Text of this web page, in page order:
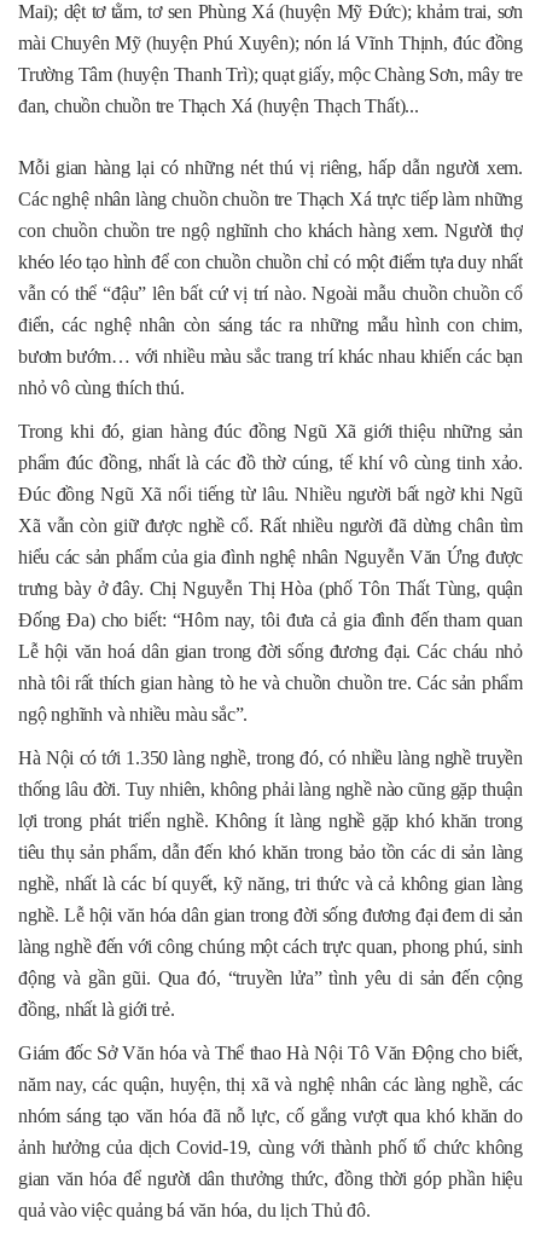
Mai); dệt tơ tằm, tơ sen Phùng Xá (huyện Mỹ Đức); khảm trai, sơn
mài Chuyên Mỹ (huyện Phú Xuyên); nón lá Vĩnh Thịnh, đúc đồng
Trường Tâm (huyện Thanh Trì); quạt giấy, mộc Chàng Sơn, mây tre
đan, chuồn chuồn tre Thạch Xá (huyện Thạch Thất)...
Mỗi gian hàng lại có những nét thú vị riêng, hấp dẫn người xem.
Các nghệ nhân làng chuồn chuồn tre Thạch Xá trực tiếp làm những
con chuồn chuồn tre ngộ nghĩnh cho khách hàng xem. Người thợ
khéo léo tạo hình để con chuồn chuồn chỉ có một điểm tựa duy nhất
vẫn có thể “đậu” lên bất cứ vị trí nào. Ngoài mẫu chuồn chuồn cổ
điển, các nghệ nhân còn sáng tác ra những mẫu hình con chim,
bươm bướm… với nhiều màu sắc trang trí khác nhau khiến các bạn
nhỏ vô cùng thích thú.
Trong khi đó, gian hàng đúc đồng Ngũ Xã giới thiệu những sản
phẩm đúc đồng, nhất là các đồ thờ cúng, tế khí vô cùng tinh xảo.
Đúc đồng Ngũ Xã nổi tiếng từ lâu. Nhiều người bất ngờ khi Ngũ
Xã vẫn còn giữ được nghề cổ. Rất nhiều người đã dừng chân tìm
hiểu các sản phẩm của gia đình nghệ nhân Nguyễn Văn Ứng được
trưng bày ở đây. Chị Nguyễn Thị Hòa (phố Tôn Thất Tùng, quận
Đống Đa) cho biết: “Hôm nay, tôi đưa cả gia đình đến tham quan
Lễ hội văn hoá dân gian trong đời sống đương đại. Các cháu nhỏ
nhà tôi rất thích gian hàng tò he và chuồn chuồn tre. Các sản phẩm
ngộ nghĩnh và nhiều màu sắc”.
Hà Nội có tới 1.350 làng nghề, trong đó, có nhiều làng nghề truyền
thống lâu đời. Tuy nhiên, không phải làng nghề nào cũng gặp thuận
lợi trong phát triển nghề. Không ít làng nghề gặp khó khăn trong
tiêu thụ sản phẩm, dẫn đến khó khăn trong bảo tồn các di sản làng
nghề, nhất là các bí quyết, kỹ năng, tri thức và cả không gian làng
nghề. Lễ hội văn hóa dân gian trong đời sống đương đại đem di sản
làng nghề đến với công chúng một cách trực quan, phong phú, sinh
động và gần gũi. Qua đó, “truyền lửa” tình yêu di sản đến cộng
đồng, nhất là giới trẻ.
Giám đốc Sở Văn hóa và Thể thao Hà Nội Tô Văn Động cho biết,
năm nay, các quận, huyện, thị xã và nghệ nhân các làng nghề, các
nhóm sáng tạo văn hóa đã nỗ lực, cố gắng vượt qua khó khăn do
ảnh hưởng của dịch Covid-19, cùng với thành phố tổ chức không
gian văn hóa để người dân thưởng thức, đồng thời góp phần hiệu
quả vào việc quảng bá văn hóa, du lịch Thủ đô.